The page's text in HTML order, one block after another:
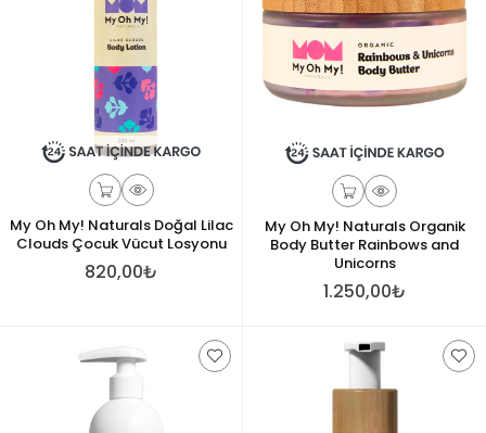
My Oh My! Naturals Doğal Lilac
Clouds Çocuk Vücut Losyonu
820,00₺
My Oh My! Naturals Organik
Body Butter Rainbows and
Unicorns
1.250,00₺